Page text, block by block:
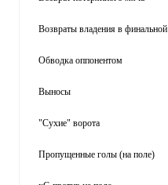
Возвраты владения в финальной
Обводка оппонентом
Выносы
"Сухие" ворота
Пропущенные голы (на поле)